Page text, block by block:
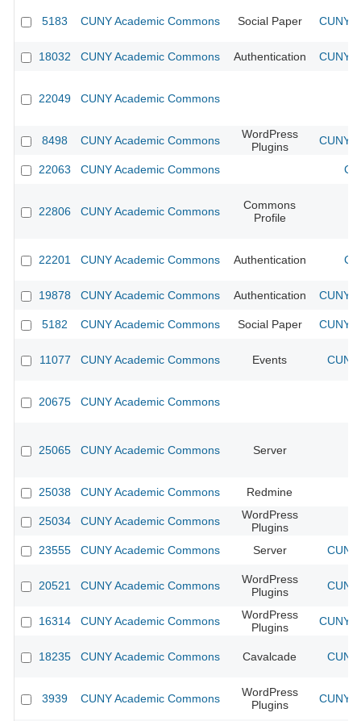
5183 CUNY Academic Commons Social Paper CUNY
18032 CUNY Academic Commons Authentication CUNY
22049 CUNY Academic Commons
8498 CUNY Academic Commons
WordPress
Plugins
CUNY
22063 CUNY Academic Commons
22806 CUNY Academic Commons
Commons
Profile
22201 CUNY Academic Commons Authentication
19878 CUNY Academic Commons Authentication CUNY
5182 CUNY Academic Commons Social Paper CUNY
11077 CUNY Academic Commons Events
20675 CUNY Academic Commons
25065 CUNY Academic Commons Server
25038 CUNY Academic Commons Redmine
25034 CUNY Academic Commons
WordPress
Plugins
23555
CUNY Academic Commons Server
20521 CUNY Academic Commons
WordPress
Plugins
16314 CUNY Academic Commons
WordPress
Plugins
CUNY
18235 CUNY Academic Commons Cavalcade
3939 CUNY Academic Commons
WordPress
Plugins
CUNY